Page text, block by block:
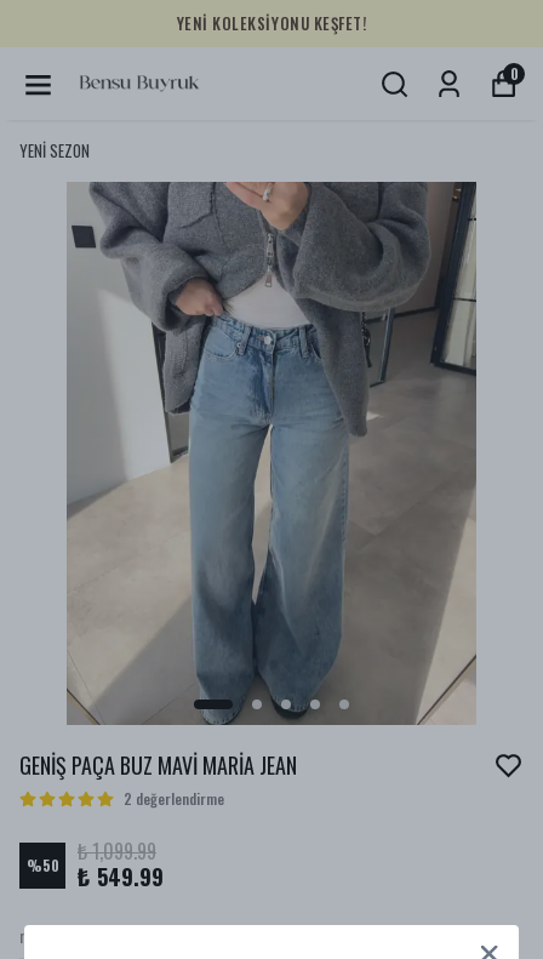
YENİ KOLEKSİYONU KEŞFET!
0
YENİ SEZON
GENİŞ PAÇA BUZ MAVİ MARİA JEAN
2 değerlendirme
%50 ₺ 1,099.99
₺ 549.99
renk